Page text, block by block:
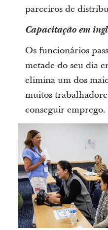
parceiros de
Capacitação em
Os funcionários
metade do seu dia
elimina um dos
muitos
conseguir emprego.